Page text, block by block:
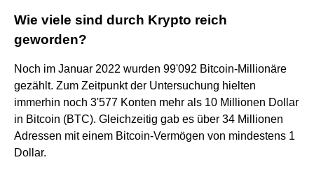
Wie viele sind durch Krypto reich
geworden?
Noch im Januar 2022 wurden 99'092 Bitcoin-Millionäre
gezählt. Zum Zeitpunkt der Untersuchung hielten
immerhin noch 3'577 Konten mehr als 10 Millionen Dollar
in Bitcoin (BTC). Gleichzeitig gab es über 34 Millionen
Adressen mit einem Bitcoin-Vermögen von mindestens 1
Dollar.